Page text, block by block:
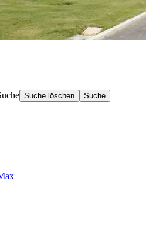
Suche löschen Suche